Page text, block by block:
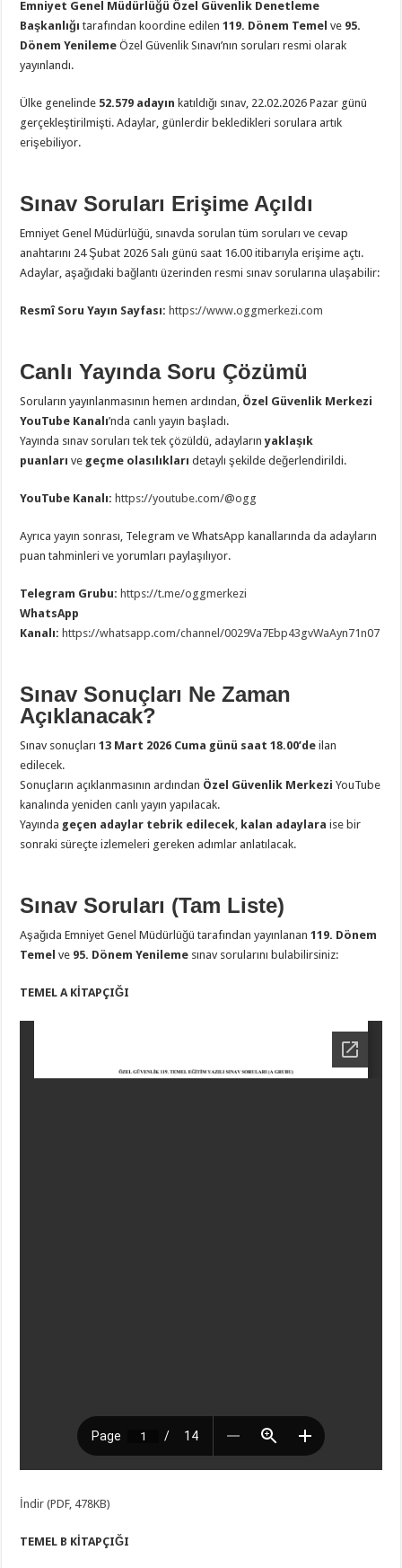
Emniyet Genel Müdürlüğü Özel Güvenlik Denetleme
Başkanlığı tarafından koordine edilen119. Dönem Temel ve 95.
Dönem Yenileme Özel Güvenlik Sınavı’nın soruları resmi olarak
yayınlandı.
Ülke genelinde 52.579 adayın katıldığı sınav, 22.02.2026 Pazar günü
gerçekleştirilmişti. Adaylar, günlerdir bekledikleri sorulara artık
erişebiliyor.
Sınav Soruları Erişime Açıldı
Emniyet Genel Müdürlüğü, sınavda sorulan tüm soruları ve cevap
anahtarını 24 Şubat 2026 Salı günü saat 16.00 itibarıyla erişime açtı.
Adaylar, aşağıdaki bağlantı üzerinden resmi sınav sorularına ulaşabilir:
Resmî Soru Yayın Sayfası: https://www.oggmerkezi.com
Canlı Yayında Soru Çözümü
Soruların yayınlanmasının hemen ardından, Özel Güvenlik Merkezi
YouTube Kanalı’nda canlı yayın başladı.
Yayında sınav soruları tek tek çözüldü, adaylarınyaklaşık
puanları ve geçme olasılıkları detaylı şekilde değerlendirildi.
YouTube Kanalı: https://youtube.com/@ogg
Ayrıca yayın sonrası, Telegram ve WhatsApp kanallarında da adayların
puan tahminleri ve yorumları paylaşılıyor.
Telegram Grubu: https://t.me/oggmerkezi
WhatsApp
Kanalı: https://whatsapp.com/channel/0029Va7Ebp43gvWaAyn71n07
Sınav Sonuçları Ne Zaman
Açıklanacak?
Sınav sonuçları13 Mart 2026 Cuma günü saat 18.00’de ilan
edilecek.
Sonuçların açıklanmasının ardından Özel Güvenlik Merkezi YouTube
kanalında yeniden canlı yayın yapılacak.
Yayında geçen adaylar tebrik edilecek kalan adaylara ise bir
sonraki süreçte izlemeleri gereken adımlar anlatılacak.
Sınav Soruları (Tam Liste)
Aşağıda Emniyet Genel Müdürlüğü tarafından yayınlanan119. Dönem
Temel ve 95. Dönem Yenileme sınav sorularını bulabilirsiniz:
TEMEL A KİTAPÇIĞI
İndir (PDF, 478KB)
TEMEL B KİTAPÇIĞI